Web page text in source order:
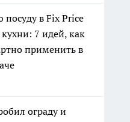
посуду в Fix Price
7 идей, как
применить в
ограду и